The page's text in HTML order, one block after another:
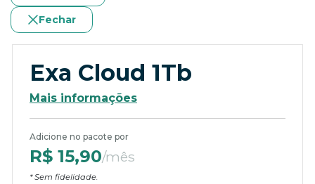
Fechar
Exa Cloud 1Tb
Mais informações
Adicione no pacote por
R$ 15,90/mês
* Sem fidelidade.